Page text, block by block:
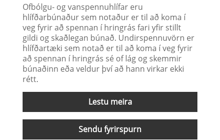
Ofbólgu- og vanspennuhlífar eru
hlífðarbúnaður sem notaður er til að koma í
veg fyrir að spennan í hringrás fari yfir stillt
gildi og skaðlegan búnað. Undirspennuvörn er
hlífðartæki sem notað er til að koma í veg fyrir
að spennan í hringrás sé of lág og skemmir
búnaðinn eða veldur því að hann virkar ekki
rétt.
Lestu meira
Sendu fyrirspurn